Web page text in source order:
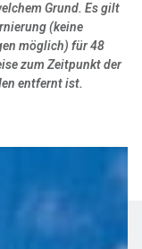
Grund. Es gilt
(keine
möglich) für 48
zum Zeitpunkt der
entfernt ist.